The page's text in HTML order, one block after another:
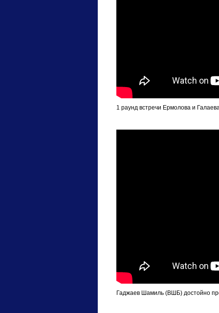
1 раунд встречи Ермолова и
Гаджаев Шамиль (ВШБ) достойно